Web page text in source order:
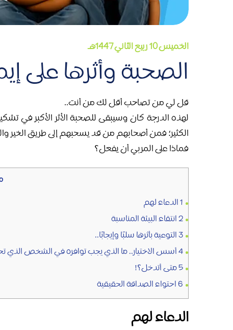
الخميس 10 ربيع الثاني 1447هـ
الصحبة وأثرها على
قل لي من تصاحب أقل لك من أنت..
لهذه الدرجة كان وسيبقى للصحبة الأثر الأكبر في
الكثير؛ فمن أصحابهم من قد يسحبهم إلى طريق الخير
فماذا على المربي أن يفعل؟
1الدعاء لهم
2انتقاء البيئة المناسبة
3التوعية بأثرها سلبًا وإيجابًا..
4أسس الاختيار.. ما الذي يجب توافره في الشخص
5متى أتدخل؟!
6احتواء الصداقة الحقيقية
الدعاء لهم